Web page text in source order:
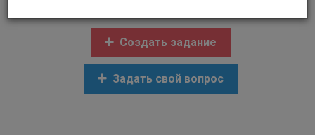
Создать задание
Задать свой вопрос